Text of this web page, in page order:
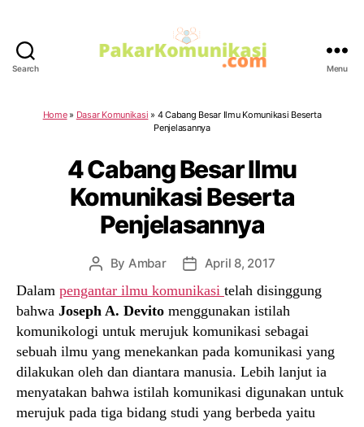
Search Menu
Home» Dasar Komunikasi » 4 Cabang Besar Ilmu Komunikasi Beserta
Penjelasannya
4 Cabang Besar Ilmu
Komunikasi Beserta
Penjelasannya
Post
author
By Ambar
Post
date
April 8, 2017
Dalam pengantar ilmu komunikasi telah disinggung
bahwa Joseph A. Devito menggunakan istilah
komunikologi untuk merujuk komunikasi sebagai
sebuah ilmu yang menekankan pada komunikasi yang
dilakukan oleh dan diantara manusia. Lebih lanjut ia
menyatakan bahwa istilah komunikasi digunakan untuk
merujuk pada tiga bidang studi yang berbeda yaitu